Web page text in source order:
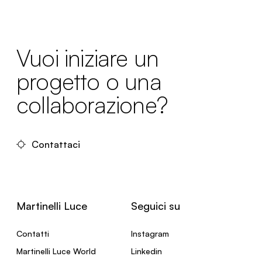
Vuoi iniziare un
progetto o una
collaborazione?
Contattaci
Martinelli Luce
Contatti
Martinelli Luce World
Seguici su
Instagram
Linkedin